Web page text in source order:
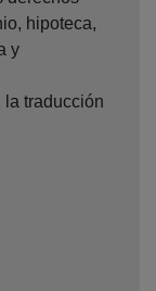
hipoteca,
y
la traducción